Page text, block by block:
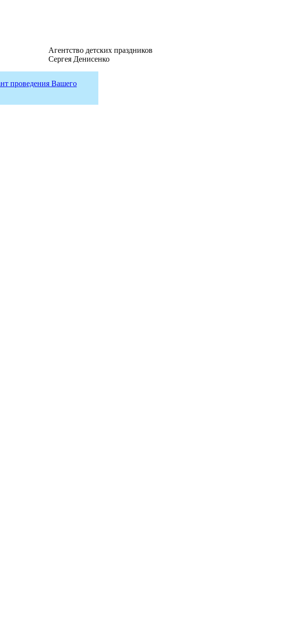
Агентство детских праздников
Сергея Денисенко
проведения Вашего